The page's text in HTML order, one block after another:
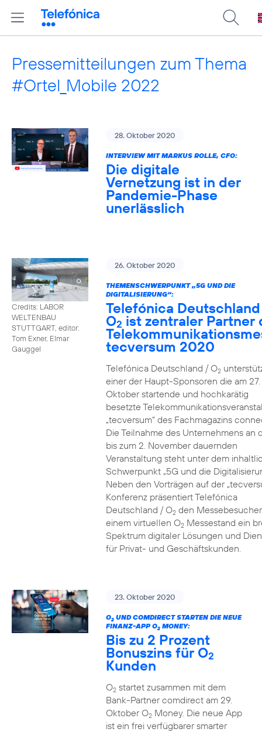
Pressemitteilungen zum Thema
#Ortel_Mobile 2022
28. Oktober 2020
INTERVIEW MIT MARKUS ROLLE, CFO:
Die digitale
Vernetzung ist in der
Pandemie-Phase
unerlässlich
Credits: LABOR
WELTENBAU
STUTTGART, editor:
Tom Exner, Elmar
Gauggel
26. Oktober 2020
THEMENSCHWERPUNKT „5G UND DIE
DIGITALISIERUNG“:
Telefónica
O2 ist zentraler Partner
tecversum 2020
Telefónica Deutschland / O2
einer der Haupt-Sponsoren die am 27.
Oktober startende und hochkarätig
besetzte
„tecversum“ des Fachmagazins
Die Teilnahme des Unternehmens an
bis zum 2. November dauernden
Veranstaltung steht unter dem
Schwerpunkt „5G und die
Neben den Vorträgen auf der
Konferenz präsentiert Telefónica
Deutschland / O2den
einem virtuellen O2Messestand ein
Spektrum digitaler Lösungen und
für Privat- und Geschäftskunden.
23. Oktober 2020
O2UND COMDIRECT STARTEN DIE NEUE
FINANZ-APP O2MONEY:
Bis zu 2 Prozent
Bonuszins für O2
Kunden
O2startet zusammen mit dem
Bank-Partner comdirect am 29.
Oktober O2Money. Die neue App
ist ein frei verfügbarer smarter